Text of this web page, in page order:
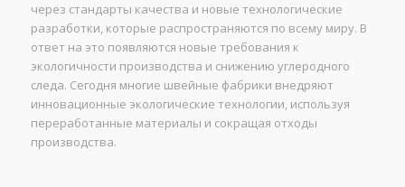
через стандарты качества и новые технологические
разработки, которые распространяются по всему миру. В
ответ на это появляются новые требования к
экологичности производства и снижению углеродного
следа. Сегодня многие швейные фабрики внедряют
инновационные экологические технологии, используя
переработанные материалы и сокращая отходы
производства.